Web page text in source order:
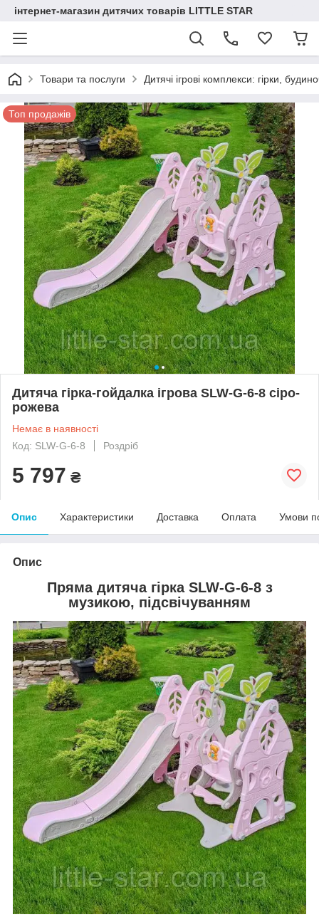
інтернет-магазин дитячих товарів LITTLE STAR
Товари та послуги Дитячі ігрові комплекси: гірки,
Топ продажів
Дитяча гірка-гойдалка ігрова SLW-G-6-8 сіро-
рожева
Немає в наявності
Код: SLW-G-6-8
Роздріб
5 797 ₴
Опис Характеристики Доставка Оплата Умови
Опис
Пряма дитяча гірка SLW-G-6-8 з
музикою, підсвічуванням